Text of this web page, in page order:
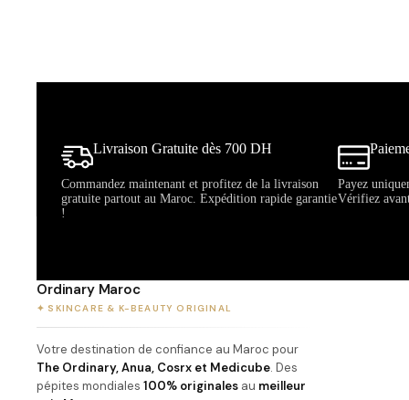
Livraison Gratuite dès 700 DH
Commandez maintenant et profitez de la livraison
gratuite partout au Maroc. Expédition rapide garantie
!
Payez
Vérifiez
Ordinary Maroc
✦ SKINCARE & K-BEAUTY ORIGINAL
Votre destination de confiance au Maroc pour
The Ordinary, Anua, Cosrx et Medicube. Des
pépites mondiales 100% originales au meilleur